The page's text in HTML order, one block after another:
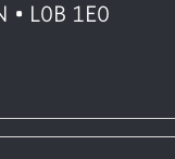
L0B 1E0